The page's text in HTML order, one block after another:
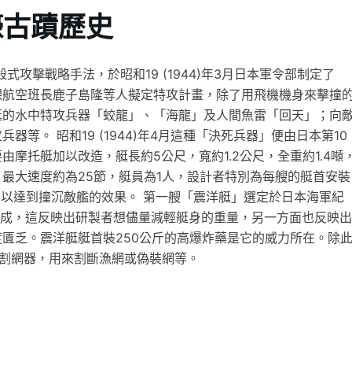
蹟歷史
攻擊戰略手法，於昭和19 (1944)年3月日本軍令部制定了
空班長鹿子島隆等人擬定特攻計畫，除了用飛機機身來擊撞
水中特攻兵器「蛟龍」、「海龍」及人間魚雷「回天」；向
器等。 昭和19 (1944)年4月這種「決死兵器」便由日本第10
摩托艇加以改造，艇長約5公尺，寬約1.2公尺，全重約1.4噸，
大速度約為25節，艇員為1人，設計者特別為每艘的艇首安裝
達到撞沉敵艦的效果。 第一艘「震洋艇」選定於日本海軍紀
，這反映出研製者想儘量減輕艇身的重量，另一方面也反映出
乏。震洋艇艇首裝250公斤的高爆炸藥是它的威力所在。除此
網器，用來割斷漁網或偽裝網等。